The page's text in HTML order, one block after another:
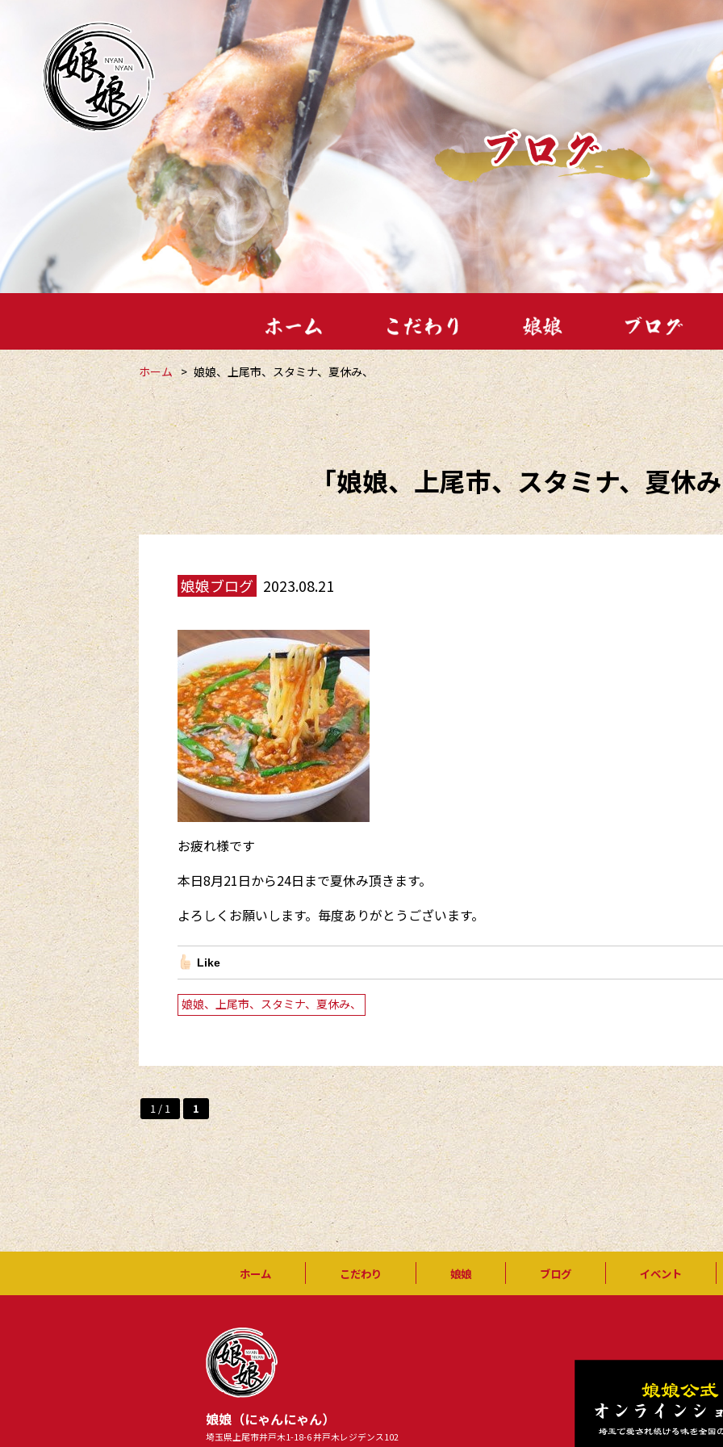
ホーム 娘娘、上尾市、スタミナ、夏休み、
「娘娘、上尾市、スタミナ、夏休
娘娘ブログ 2023.08.21
お疲れ様です
本日8月21日から24日まで夏休み頂きます。
よろしくお願いします。毎度ありがとうございます。
Like
娘娘、上尾市、スタミナ、夏休み、
1 / 1 1
ホーム こだわり 娘娘 ブログ イベント
娘娘（にゃんにゃん）
埼玉県上尾市井戸木1-18-6 井戸木レジデンス102